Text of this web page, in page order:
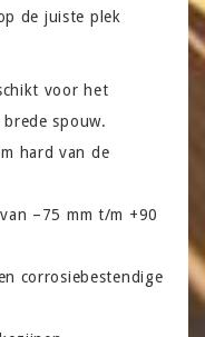
de juiste plek
voor het
spouw.
hard van de
–75 mm t/m +90
corrosiebestendige